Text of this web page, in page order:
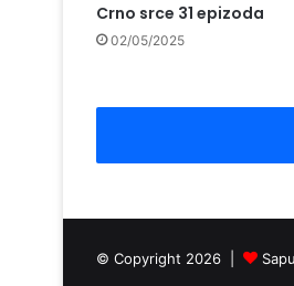
Crno srce 31 epizoda
02/05/2025
© Copyright 2026 |